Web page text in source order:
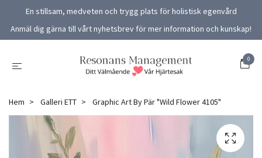
En stillsam, medveten och trygg plats för holistisk egenvård
Anmäl dig gärna till vårt nyhetsbrev för mer information och kunskap!
0
Hem Galleri ETT Graphic Art By Pär "Wild Flower 4105"